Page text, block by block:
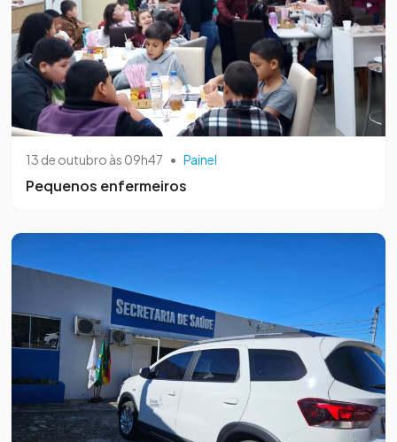
13 de outubro às 09h47 • Painel
Pequenos enfermeiros